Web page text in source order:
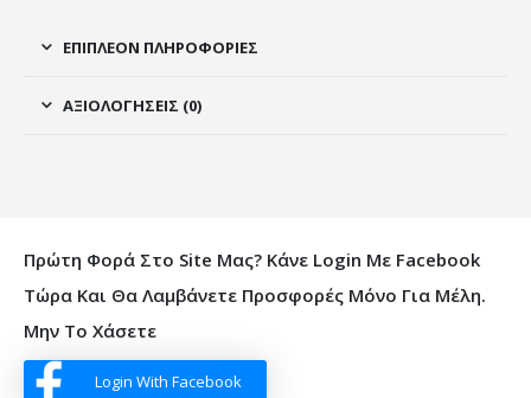
ΕΠΙΠΛΈΟΝ ΠΛΗΡΟΦΟΡΊΕΣ
ΑΞΙΟΛΟΓΉΣΕΙΣ (0)
Πρώτη Φορά Στο Site Μας? Κάνε Login Με Facebook
Τώρα Και Θα Λαμβάνετε Προσφορές Μόνο Για Μέλη.
Μην Το Χάσετε
Login With Facebook